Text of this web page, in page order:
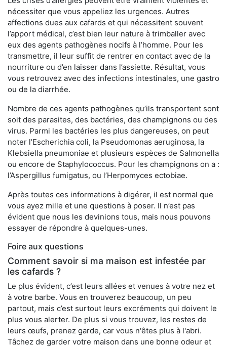
nécessiter que vous appeliez les urgences. Autres
affections dues aux cafards et qui nécessitent souvent
l’apport médical, c’est bien leur nature à trimballer avec
eux des agents pathogènes nocifs à l’homme. Pour les
transmettre, il leur suffit de rentrer en contact avec de la
nourriture ou d’en laisser dans l’assiette. Résultat, vous
vous retrouvez avec des infections intestinales, une gastro
ou de la diarrhée.
Nombre de ces agents pathogènes qu’ils transportent sont
soit des parasites, des bactéries, des champignons ou des
virus. Parmi les bactéries les plus dangereuses, on peut
noter l’Escherichia coli, la Pseudomonas aeruginosa, la
Klebsiella pneumoniae et plusieurs espèces de Salmonella
ou encore de Staphylococcus. Pour les champignons on a :
l’Aspergillus fumigatus, ou l’Herpomyces ectobiae.
Après toutes ces informations à digérer, il est normal que
vous ayez mille et une questions à poser. Il n’est pas
évident que nous les devinions tous, mais nous pouvons
essayer de répondre à quelques-unes.
Foire aux questions
Comment savoir si ma maison est infestée par
les cafards ?
Le plus évident, c’est leurs allées et venues à votre nez et
à votre barbe. Vous en trouverez beaucoup, un peu
partout, mais c’est surtout leurs excréments qui doivent le
plus vous alerter. De plus si vous trouvez, les restes de
leurs œufs, prenez garde, car vous n'êtes plus à l'abri.
Tâchez de garder votre maison dans une bonne odeur et